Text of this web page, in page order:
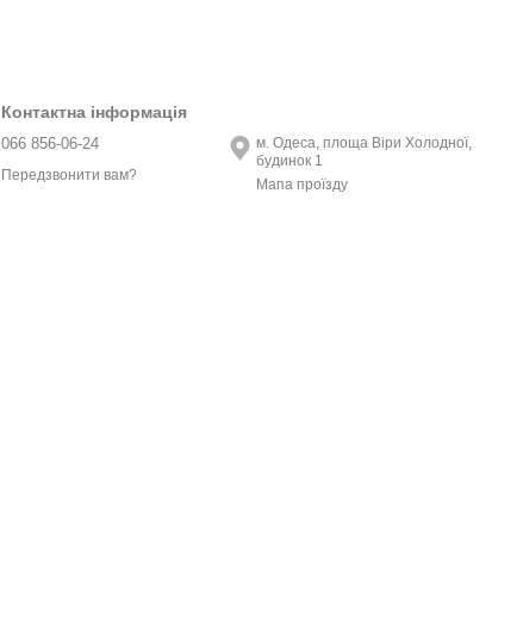
Контактна інформація
066 856-06-24
Передзвонити вам?
м. Одеса, площа Віри Холодної,
будинок 1
Мапа проїзду